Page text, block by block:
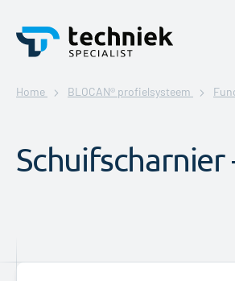
Home BLOCAN® profielsysteem